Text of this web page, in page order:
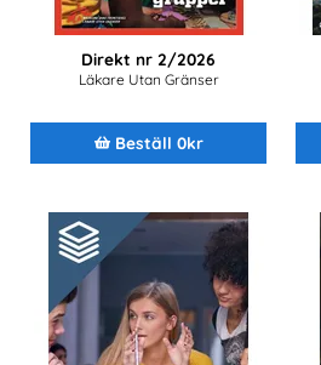
Direkt nr 2/2026
Läkare Utan Gränser
Beställ 0kr